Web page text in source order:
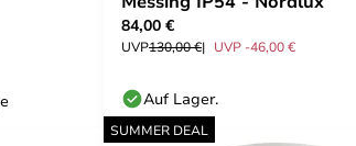
84,00 €
UVP130,00 € UVP -46,00 €
Auf Lager.
SUMMER DEAL